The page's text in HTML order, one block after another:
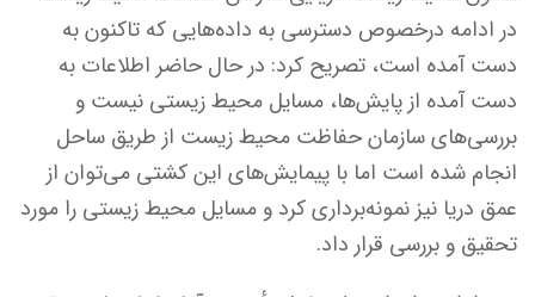
در ادامه درخصوص دسترسی به داده‌هایی که تاکنون به
دست آمده است، تصریح کرد: در حال حاضر اطلاعات به
دست آمده از پایش‌ها، مسایل محیط زیستی نیست و
بررسی‌های سازمان حفاظت محیط زیست از طریق ساحل
انجام شده است اما با پیمایش‌های این کشتی می‌توان از
عمق دریا نیز نمونه‌برداری کرد و مسایل محیط زیستی را مورد
تحقیق و بررسی قرار داد.